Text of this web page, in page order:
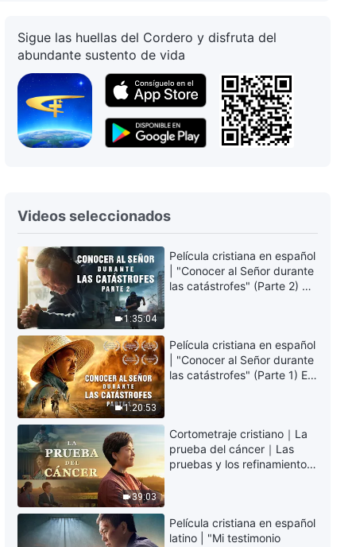
43:04
Proteger el estatus es
totalmente vergonzoso
Testimonios cristianos, Ep. 779:
La difícil senda de la fe de una
chica india
La experiencia de que mi familia
me persiguiera
Testimonios cristianos, Ep. 777:
Cómo me libré de la envidia
30:07
Testimonios cristianos, Ep. 776:
Las lecciones que aprendí al
escribir una evaluación
39:33
Testimonios cristianos, Ep. 775:
El dolor que causa compararme
con los demás
Testimonios cristianos, Ep. 774:
Sigue las huellas del Cordero y disfruta del
abundante sustento de vida
Videos seleccionados
1:35:04
Película cristiana en español
| "Conocer al Señor durante
las catástrofes" (Parte 2) La
1:20:53
Película cristiana en español
| "Conocer al Señor durante
las catástrofes" (Parte 1) El
39:03
Cortometraje cristiano｜La
prueba del cáncer｜Las
pruebas y los refinamientos
Película cristiana en español
latino | "Mi testimonio